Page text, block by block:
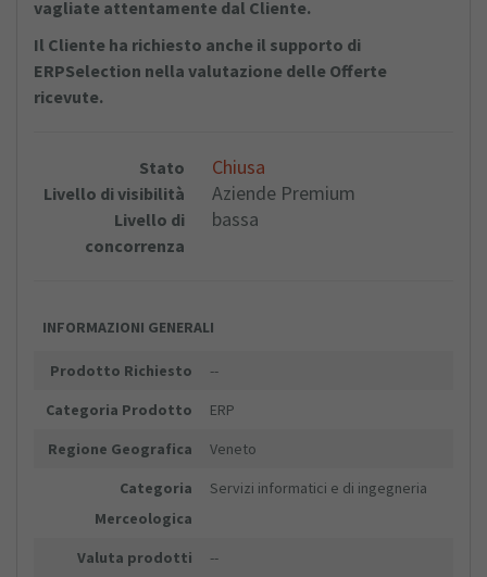
vagliate attentamente dal Cliente.
Il Cliente ha richiesto anche il supporto di
ERPSelection nella valutazione delle Offerte
ricevute.
Stato Chiusa
Livello di visibilità Aziende Premium
Livello di
concorrenza
bassa
INFORMAZIONI GENERALI
Prodotto Richiesto
--
Categoria Prodotto
ERP
Regione Geografica
Veneto
Categoria
Merceologica
Servizi informatici e di ingegneria
Valuta prodotti
--